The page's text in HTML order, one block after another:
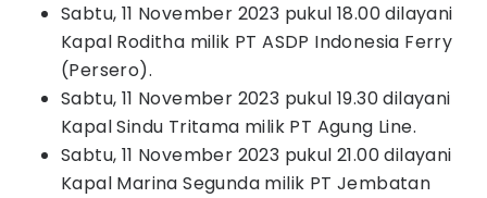
Sabtu, 11 November 2023 pukul 18.00 dilayani
Kapal Roditha milik PT ASDP Indonesia Ferry
(Persero).
Sabtu, 11 November 2023 pukul 19.30 dilayani
Kapal Sindu Tritama milik PT Agung Line.
Sabtu, 11 November 2023 pukul 21.00 dilayani
Kapal Marina Segunda milik PT Jembatan